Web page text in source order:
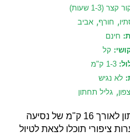
קצר (1-3 שעות)
, חורף, אביב
חינם
קל
1-3 ק"מ
לא נגיש
צפון, גליל תחתון
בחלקו המערבי של הגליל התחתון לאורך 16 ק"מ של נסיעה
ציפורי תוכלו לצאת לטיול